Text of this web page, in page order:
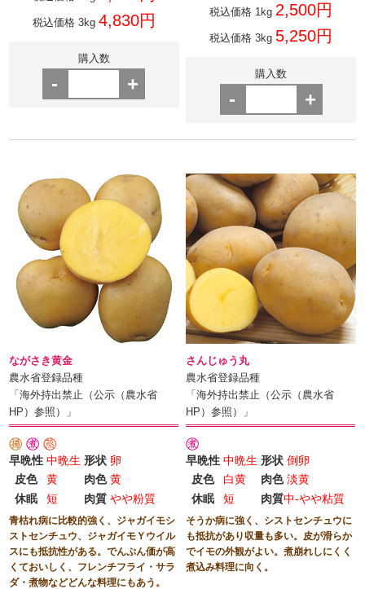
税込価格 3kg 4,830円
購入数
- +
税込価格 1kg 2,500円
税込価格 3kg 5,250円
購入数
- +
ながさき黄金
農水省登録品種
「海外持出禁止（公示（農水省
HP）参照）」
早晩性 中晩生形状 卵
皮色
黄 肉色黄
休眠
短 肉質 やや粉質
青枯れ病に比較的強く、ジャガイモシ
ストセンチュウ、ジャガイモＹウイル
スにも抵抗性がある。でんぷん価が高
くておいしく、フレンチフライ・サラ
ダ・煮物などどんな料理にもあう。
さんじゅう丸
農水省登録品種
「海外持出禁止（公示（農水省
HP）参照）」
早晩性 中晩生形状 倒卵
皮色
白黄 肉色淡黄
休眠
短 肉質中-やや粘質
そうか病に強く、シストセンチュウに
も抵抗があり収量も多い。皮が滑らか
でイモの外観がよい。煮崩れしにくく
煮込み料理に向く。